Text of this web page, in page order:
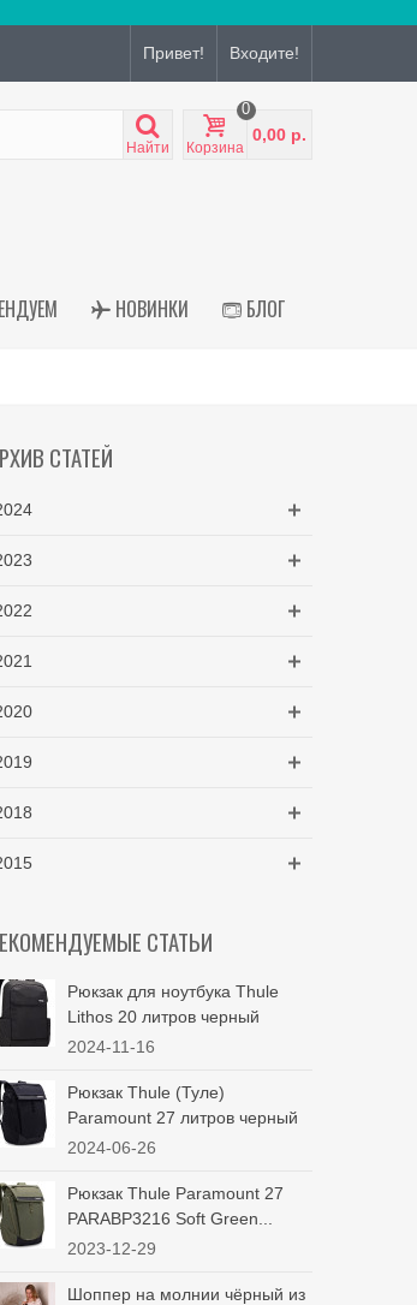
Привет! Входите!
Найти Корзина
0
0,00 р.
НОВИНКИ БЛОГ
СТАТЕЙ
СТАТЬИ
Рюкзак для ноутбука Thule
Lithos 20 литров черный
2024-11-16
Рюкзак Thule (Туле)
Paramount 27 литров черный
2024-06-26
Рюкзак Thule Paramount 27
PARABP3216 Soft Green...
2023-12-29
Шоппер на молнии чёрный из